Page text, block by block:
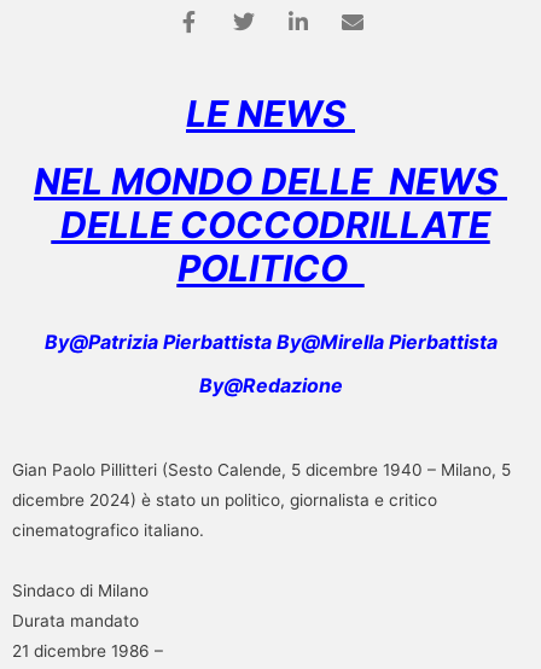
LE NEWS
NEL MONDO DELLE NEWS
DELLE COCCODRILLATE
POLITICO
By@Patrizia Pierbattista By@Mirella Pierbattista
By@Redazione
Gian Paolo Pillitteri (Sesto Calende, 5 dicembre 1940 – Milano, 5
dicembre 2024) è stato un politico, giornalista e critico
cinematografico italiano.
Sindaco di Milano
Durata mandato
21 dicembre 1986 –